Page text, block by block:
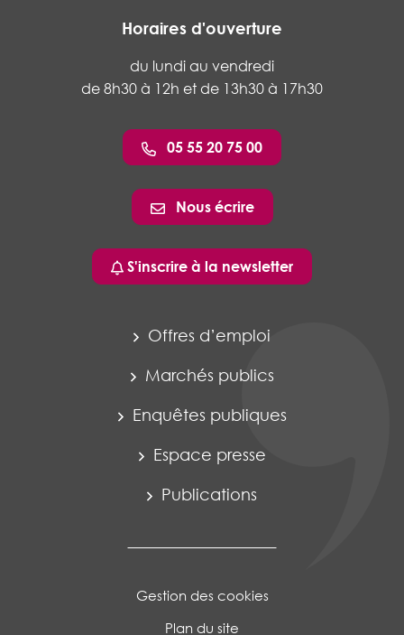
Horaires d'ouverture
du lundi au vendredi
de 8h30 à 12h et de 13h30 à 17h30
05 55 20 75 00
Nous écrire
S'inscrire à la newsletter
Offres d’emploi
Marchés publics
Enquêtes publiques
Espace presse
Publications
Gestion des cookies
Plan du site